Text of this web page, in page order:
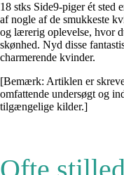
18 stks Side9-piger ét sted
af nogle af de smukkeste
og lærerig oplevelse, hvor
skønhed. Nyd disse
charmerende kvinder.
[Bemærk: Artiklen er
omfattende undersøgt og
tilgængelige kilder.]